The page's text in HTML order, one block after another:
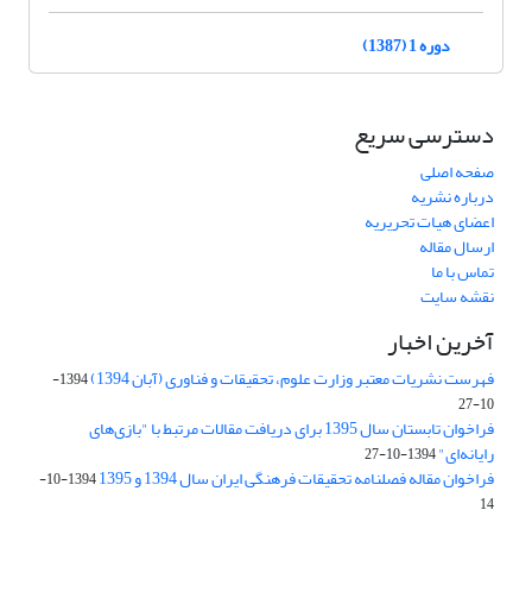
دوره 1 (1387)
دسترسی سریع
صفحه اصلی
درباره نشریه
اعضای هیات تحریریه
ارسال مقاله
تماس با ما
نقشه سایت
آخرین اخبار
فهرست نشریات معتبر وزارت علوم، تحقیقات و فناوری (آبان 1394)
1394-
10-27
فراخوان تابستان سال 1395 برای دریافت مقالات مرتبط با "بازی‌های
رایانه‌ای"1394-10-27
فراخوان مقاله فصلنامه تحقیقات فرهنگی ایران سال 1394 و 1395
1394-10-
14